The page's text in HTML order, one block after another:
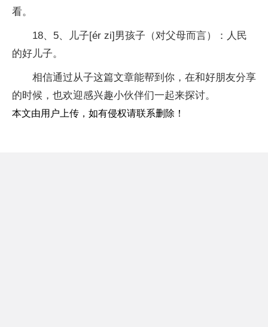
看。
18、5、儿子[ér zi]男孩子（对父母而言）：人民
的好儿子。
相信通过从子这篇文章能帮到你，在和好朋友分享
的时候，也欢迎感兴趣小伙伴们一起来探讨。
本文由用户上传，如有侵权请联系删除！